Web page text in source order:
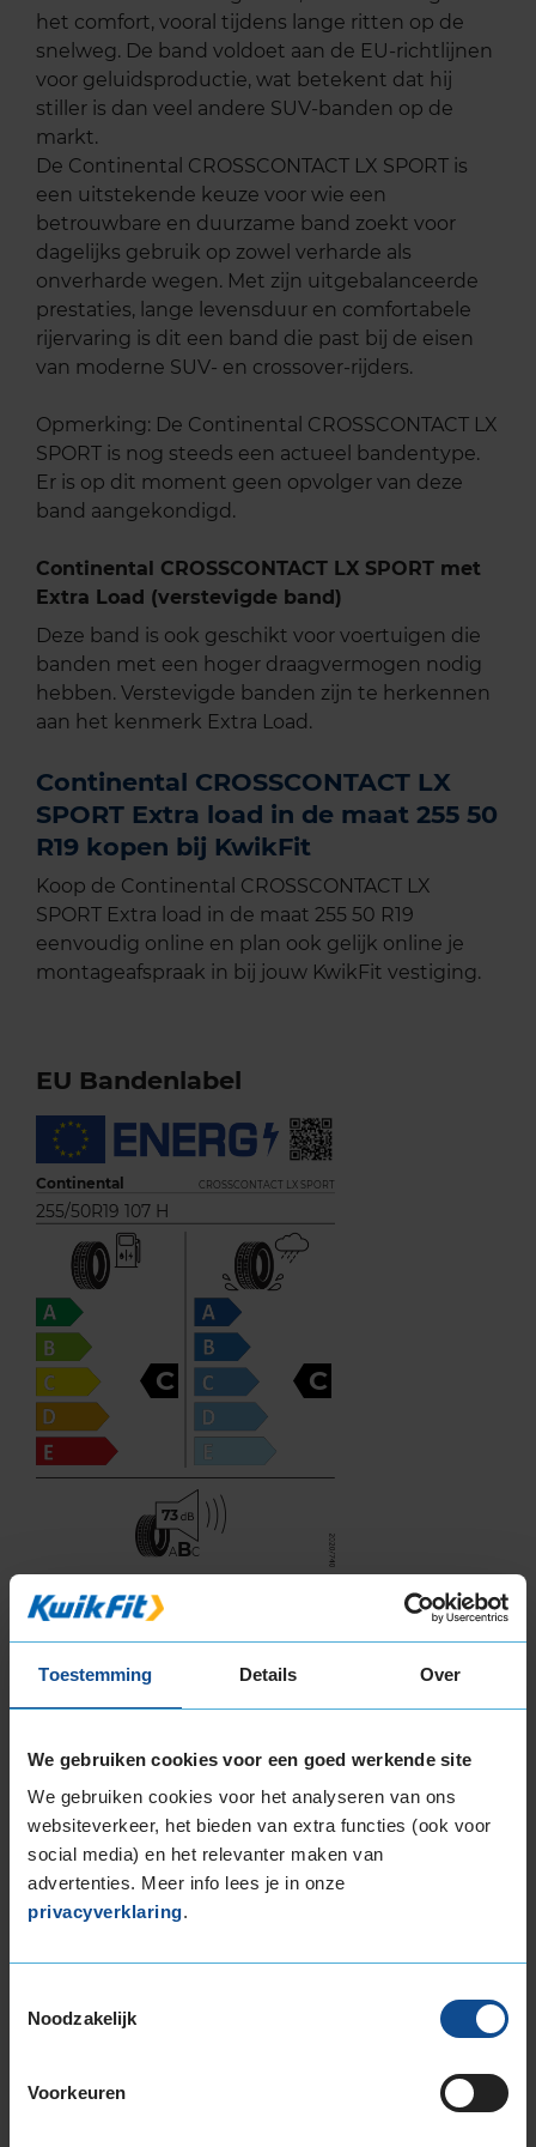
Toestemming Details Over
We gebruiken cookies voor een goed werkende site
We gebruiken cookies voor het analyseren van ons
websiteverkeer, het bieden van extra functies (ook voor
social media) en het relevanter maken van
advertenties. Meer info lees je in onze
privacyverklaring.
Noodzakelijk
Voorkeuren
het comfort, vooral tijdens lange ritten op de
snelweg. De band voldoet aan de EU-richtlijnen
voor geluidsproductie, wat betekent dat hij
stiller is dan veel andere SUV-banden op de
markt.
De Continental CROSSCONTACT LX SPORT is
een uitstekende keuze voor wie een
betrouwbare en duurzame band zoekt voor
dagelijks gebruik op zowel verharde als
onverharde wegen. Met zijn uitgebalanceerde
prestaties, lange levensduur en comfortabele
rijervaring is dit een band die past bij de eisen
van moderne SUV- en crossover-rijders.
Opmerking: De Continental CROSSCONTACT LX
SPORT is nog steeds een actueel bandentype.
Er is op dit moment geen opvolger van deze
band aangekondigd.
Continental CROSSCONTACT LX SPORT met
Extra Load (verstevigde band)
Deze band is ook geschikt voor voertuigen die
banden met een hoger draagvermogen nodig
hebben. Verstevigde banden zijn te herkennen
aan het kenmerk Extra Load.
Continental CROSSCONTACT LX
SPORT Extra load in de maat 255 50
R19 kopen bij KwikFit
Koop de Continental CROSSCONTACT LX
SPORT Extra load in de maat 255 50 R19
eenvoudig online en plan ook gelijk online je
montageafspraak in bij jouw KwikFit vestiging.
EU Bandenlabel
Continental CROSSCONTACT LX SPORT
255/50R19 107 H
C C
73
ABC
met een goede brandstofefficiëntie.
gewaardeerd met een C-label, wat betekent dat
deze band goede grip heeft bij natte
weersomstandigheden.
De band heeft een extern rolgeluid van 73 dB
met B-notering, wat betekent dat deze band
bandenlabel van deze band, klik dan